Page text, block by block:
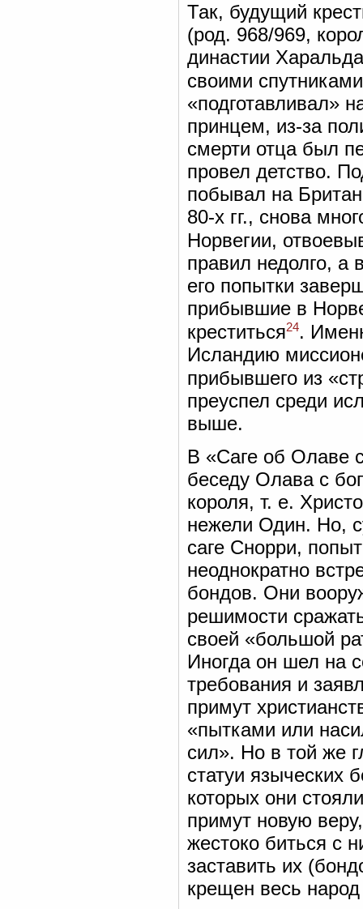
Так, будущий
(род. 968/969,
династии
своими
«подготавливал»
принцем, из-за
смерти отца был
провел детство.
побывал на
80-х гг., снова
Норвегии,
правил недолго, а
его попытки
прибывшие в
креститься24.
Исландию
прибывшего из
преуспел среди
выше.
В «Саге об Олаве
беседу Олава с
короля, т. е.
нежели Один. Но,
саге Снорри,
неоднократно
бондов. Они
решимости
своей «большой
Иногда он шел на
требования и
примут
«пытками или
сил». Но в той же
статуи языческих
которых они
примут новую
жестоко биться с
заставить их
крещен весь